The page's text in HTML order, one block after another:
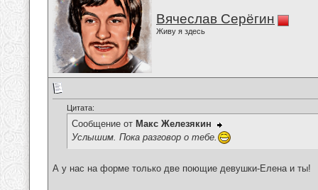
Вячеслав Серёгин
Живу я здесь
Цитата:
Сообщение от Макс Железякин
Услышим. Пока разговор о тебе.
А у нас на форме только две поющие девушки-Елена и ты!